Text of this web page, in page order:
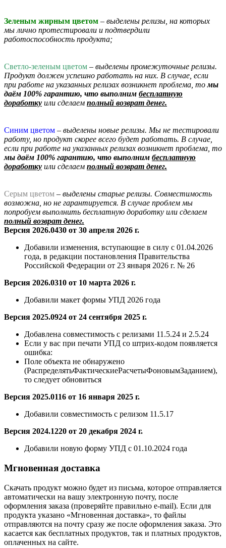
Зеленым жирным цветом – выделены релизы, на которых
мы лично протестировали и подтвердили
работоспособность продукта;
Светло-зеленым цветом – выделены промежуточные релизы.
Продукт должен успешно работать на них. В случае, если
при работе на указанных релизах возникнет проблема, томы
даём 100% гарантию, что выполним бесплатную
доработку или сделаем полный возврат денег.
Синим цветом – выделены новые релизы. Мы не тестировали
работу, но продукт скорее всего будет работать. В случае,
если при работе на указанных релизах возникнет проблема, то
мы даём 100% гарантию, что выполним бесплатную
доработку или сделаем полный возврат денег.
Серым цветом – выделены старые релизы. Совместимость
возможна, но не гарантируется. В случае проблем мы
попробуем выполнить бесплатную доработку или сделаем
полный возврат денег.
Версия 2026.0430 от 30 апреля 2026 г.
Добавили изменения, вступающие в силу с 01.04.2026
года, в редакции постановления Правительства
Российской Федерации от 23 января 2026 г. № 26
Версия 2026.0310 от 10 марта 2026 г.
Добавили макет формы УПД 2026 года
Версия 2025.0924 от 24 сентября 2025 г.
Добавлена совместимость с релизами 11.5.24 и 2.5.24
Если у вас при печати УПД со штрих-кодом появляется
ошибка:
Поле объекта не обнаружено
(РаспределятьФактическиеРасчетыФоновымЗаданием),
то следует обновиться
Версия 2025.0116 от 16 января 2025 г.
Добавили совместимость с релизом 11.5.17
Версия 2024.1220 от 20 декабря 2024 г.
Добавили новую форму УПД с 01.10.2024 года
Мгновенная доставка
Скачать продукт можно будет из письма, которое отправляется
автоматически на вашу электронную почту, после
оформления заказа (проверяйте правильно e-mail). Если для
продукта указано «Мгновенная доставка», то файлы
отправляются на почту сразу же после оформления заказа. Это
касается как бесплатных продуктов, так и платных продуктов,
оплаченных на сайте.